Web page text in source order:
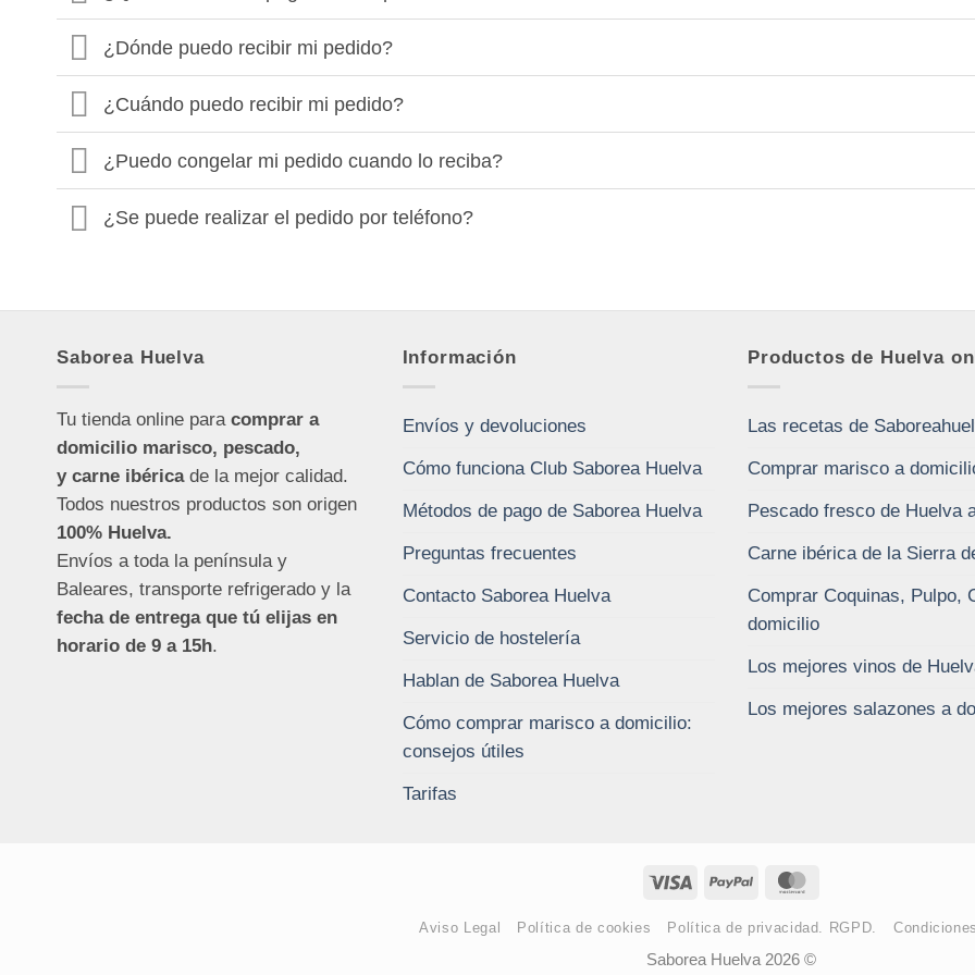
¿Dónde puedo recibir mi pedido?
¿Cuándo puedo recibir mi pedido?
¿Puedo congelar mi pedido cuando lo reciba?
¿Se puede realizar el pedido por teléfono?
Saborea Huelva
Tu tienda online para comprar a
domicilio marisco, pescado,
y carne ibéricade la mejor calidad.
Todos nuestros productos son origen
100% Huelva.
Envíos a toda la península y
Baleares, transporte refrigerado y la
fecha de entrega que tú elijas en
horario de 9 a 15h.
Información
Envíos y devoluciones
Cómo funciona Club Saborea Huelva
Métodos de pago de Saborea Huelva
Preguntas frecuentes
Contacto Saborea Huelva
Servicio de hostelería
Hablan de Saborea Huelva
Cómo comprar marisco a domicilio:
consejos útiles
Tarifas
Productos de Huelva
Las recetas de
Comprar marisco a
Pescado fresco de Huelva
Carne ibérica de la Sierra
Comprar Coquinas, Pulpo,
domicilio
Los mejores vinos de
Los mejores salazones a
Visa PayPal
Aviso Legal Política de cookies Política de privacidad. RGPD.
Saborea Huelva 2026 ©